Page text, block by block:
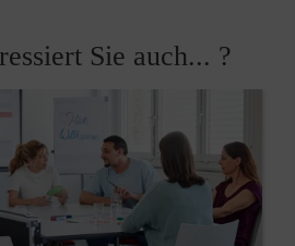
Sie auch... ?